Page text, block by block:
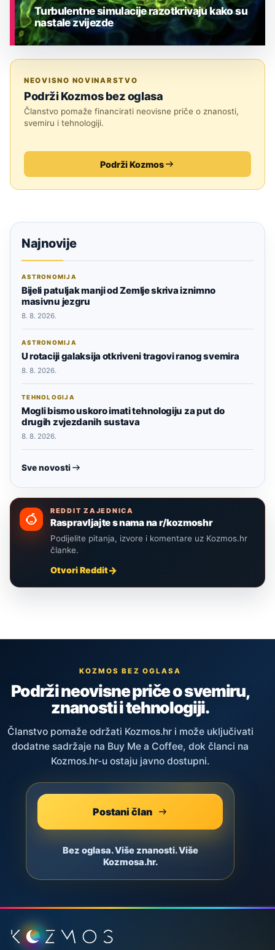
Turbulentne simulacije razotkrivaju kako su
nastale zvijezde
NEOVISNO NOVINARSTVO
Podrži Kozmos bez oglasa
Članstvo pomaže financirati neovisne priče o znanosti,
svemiru i tehnologiji.
Podrži Kozmos
Najnovije
ASTRONOMIJA
Bijeli patuljak manji od Zemlje skriva iznimno
masivnu jezgru
8. 8. 2026.
ASTRONOMIJA
U rotaciji galaksija otkriveni tragovi ranog svemira
8. 8. 2026.
TEHNOLOGIJA
Mogli bismo uskoro imati tehnologiju za put do
drugih zvjezdanih sustava
8. 8. 2026.
Sve novosti
REDDIT ZAJEDNICA
Raspravljajte s nama na r/kozmoshr
Podijelite pitanja, izvore i komentare uz Kozmos.hr
članke.
Otvori Reddit
KOZMOS BEZ OGLASA
Podrži neovisne priče o svemiru,
znanosti i tehnologiji.
Članstvo pomaže održati Kozmos.hr i može uključivati
dodatne sadržaje na Buy Me a Coffee, dok članci na
Kozmos.hr-u ostaju javno dostupni.
Postani član
Bez oglasa. Više znanosti. Više
Kozmosa.hr.
Podnožje stranice